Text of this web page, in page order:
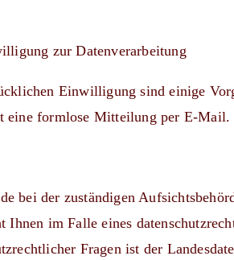
zur Datenverarbeitung
Einwilligung sind einige
eine formlose Mitteilung per E-
bei der zuständigen
Ihnen im Falle eines
Fragen ist der